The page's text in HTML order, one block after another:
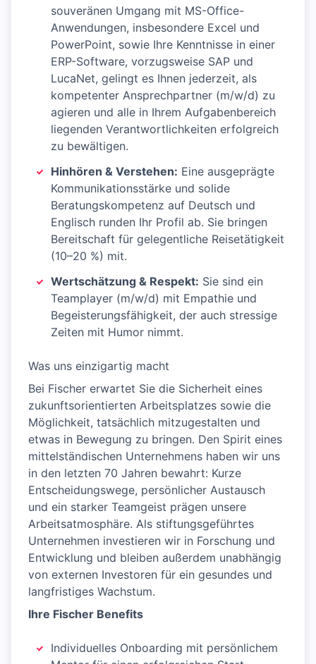
souveränen Umgang mit MS-Office-
Anwendungen, insbesondere Excel und
PowerPoint, sowie Ihre Kenntnisse in einer
ERP-Software, vorzugsweise SAP und
LucaNet, gelingt es Ihnen jederzeit, als
kompetenter Ansprechpartner (m/w/d) zu
agieren und alle in Ihrem Aufgabenbereich
liegenden Verantwortlichkeiten erfolgreich
zu bewältigen.
Hinhören & Verstehen: Eine ausgeprägte
Kommunikationsstärke und solide
Beratungskompetenz auf Deutsch und
Englisch runden Ihr Profil ab. Sie bringen
Bereitschaft für gelegentliche Reisetätigkeit
(10–20 %) mit.
Wertschätzung & Respekt: Sie sind ein
Teamplayer (m/w/d) mit Empathie und
Begeisterungsfähigkeit, der auch stressige
Zeiten mit Humor nimmt.
Was uns einzigartig macht
Bei Fischer erwartet Sie die Sicherheit eines
zukunftsorientierten Arbeitsplatzes sowie die
Möglichkeit, tatsächlich mitzugestalten und
etwas in Bewegung zu bringen. Den Spirit eines
mittelständischen Unternehmens haben wir uns
in den letzten 70 Jahren bewahrt: Kurze
Entscheidungswege, persönlicher Austausch
und ein starker Teamgeist prägen unsere
Arbeitsatmosphäre. Als stiftungsgeführtes
Unternehmen investieren wir in Forschung und
Entwicklung und bleiben außerdem unabhängig
von externen Investoren für ein gesundes und
langfristiges Wachstum.
Ihre Fischer Benefits
Individuelles Onboarding mit persönlichem